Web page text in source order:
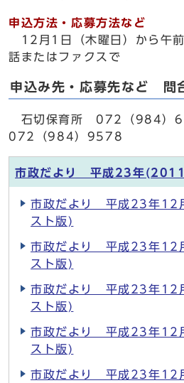
申込方法・応募方法など
12月1日（木曜日）から午
話またはファクスで
申込み先・応募先など 問
石切保育所 072（984）
072（984）9578
市政だより 平成23年
市政だより 平成23年12
スト版)
市政だより 平成23年12
スト版)
市政だより 平成23年12
スト版)
市政だより 平成23年12
スト版)
市政だより 平成23年12